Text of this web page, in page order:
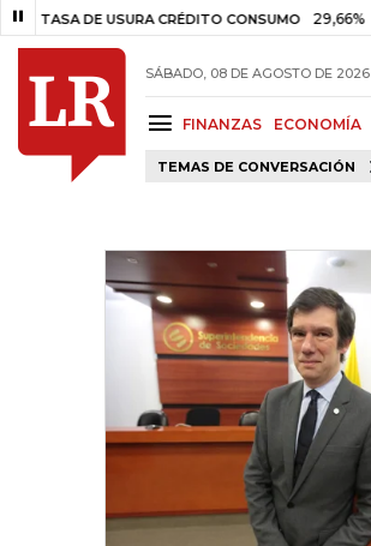
DE USURA CRÉDITO CONSUMO 29,66% +0,87%
SÁBADO, 08 DE AGOSTO DE 2026
FINANZAS ECONOMÍA
TEMAS DE CONVERSACIÓN